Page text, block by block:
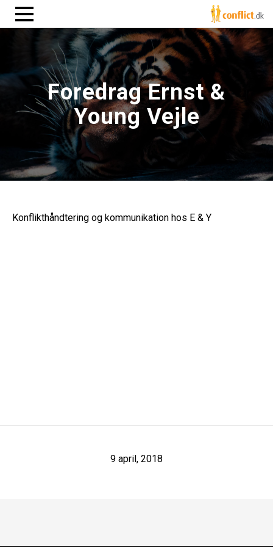
Foredrag Ernst &
Young Vejle
Konflikthåndtering og kommunikation hos E & Y
9 april, 2018